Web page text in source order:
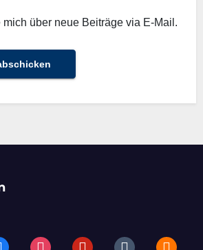
mich über neue Beiträge via E-Mail.
instagrampinteresttumblr blogger